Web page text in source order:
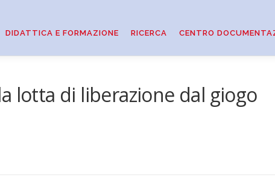
DIDATTICA E FORMAZIONE RICERCA CENTRO
lotta di liberazione dal giogo